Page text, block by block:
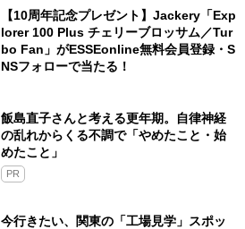
【10周年記念プレゼント】Jackery「Exp
lorer 100 Plus チェリーブロッサム／Tur
bo Fan」がESSEonline無料会員登録・S
NSフォローで当たる！
飯島直子さんと考える更年期。自律神経
の乱れからくる不調で「やめたこと・始
めたこと」
PR
今行きたい、関東の「工場見学」スポッ